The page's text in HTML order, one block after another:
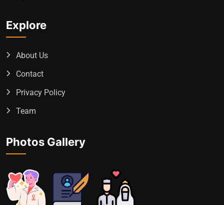
Explore
About Us
Contact
Privacy Policy
Team
Photos Gallery